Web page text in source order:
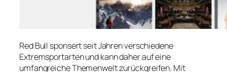
Red Bull sponsert seit Jahren verschiedene
Extremsportarten und kann daher auf eine
umfangreiche Themenwelt zurückgreifen. Mit